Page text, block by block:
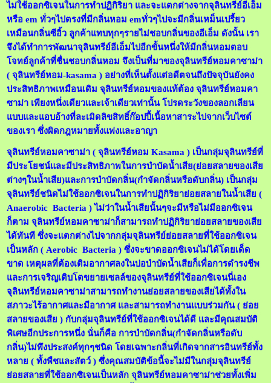
ไม่ใช้ออกซิเจนในการทำปฏิกิริยา และจะแตกต่างจากจุลินทรีย์อีเอ็ม
หรือ em ทั่วๆไปตรงที่มีกลิ่นหอม emทั่วๆไปจะมีกลิ่นเหม็นเปรี้ยว
เหมือนกลิ่นซีอิ้ว ลูกค้าแทบทุกๆรายไม่ชอบกลิ่นของอีเอ็ม ดังนั้น เรา
จึงได้ทำการพัฒนาจุลินทรีย์อีเอ็มไปอีกขั้นหนึ่งให้มีกลิ่นหอมตอบ
โจทย์ลูกค้าที่ชื่นชอบกลิ่นหอม จึงเป็นที่มาของจุลินทรีย์หอมคาซาม่า
( จุลินทรีย์หอม-kasama ) อย่างที่เห็นตั้งแต่อดีตจนถึงปัจจุบันยังคง
ประสิทธิภาพเหมือนเดิม จุลินทรีย์หอมของแท้ต้อง จุลินทรีย์หอมคา
ซาม่า เพียงหนึ่งเดียวและเจ้าเดียวเท่านั้น โปรดระวังของลอกเลียน
แบบและแอบอ้างที่ละเมิดลิขสิทธิ์ก๊อปปี้เนื้อหาสาระไปจากเว็บไซต์
ของเรา ซึ่งผิดกฎหมายทั้งแพ่งและอาญา
จุลินทรีย์หอมคาซาม่า ( จุลินทรีย์หอม Kasama ) เป็นกลุ่มจุลินทรีย์ที่
มีประโยชน์และมีประสิทธิภาพในการบำบัดน้ำเสีย(ย่อยสลายของเสีย
ต่างๆในน้ำเสีย)และการบำบัดกลิ่น(กำจัดกลิ่นหรือดับกลิ่น) เป็นกลุ่ม
จุลินทรีย์ชนิดไม่ใช้ออกซิเจนในการทำปฏิกิริยาย่อยสลายในน้ำเสีย (
Anaerobic Bacteria ) ไม่ว่าในน้ำเสียนั้นๆจะมีหรือไม่มีออกซิเจน
ก็ตาม จุลินทรีย์หอมคาซาม่าก็สามารถทำปฏิกิริยาย่อยสลายของเสีย
ได้ทันที ซึ่งจะแตกต่างไปจากกลุ่มจุลินทรีย์ย่อยสลายที่ใช้ออกซิเจน
เป็นหลัก ( Aerobic Bacteria ) ซึ่งจะขาดออกซิเจนไม่ได้โดยเด็ด
ขาด เหตุผลที่ต้องเติมอากาศลงในบ่อบำบัดน้ำเสียก็เพื่อการดำรงชีพ
และการเจริญเติบโตขยายเซลล์ของจุลินทรีย์ที่ใช้ออกซิเจนนี่เอง
จุลินทรีย์หอมคาซาม่าสามารถทำงานย่อยสลายของเสียได้ทั้งใน
สภาวะไร้อากาศและมีอากาศ และสามารถทำงานแบบร่วมกัน ( ย่อย
สลายของเสีย ) กับกลุ่มจุลินทรีย์ที่ใช้ออกซิเจนได้ดี และมีคุณสมบัติ
พิเศษอีกประการหนึ่ง นั่นก็คือ การบำบัดกลิ่น(กำจัดกลิ่นหรือดับ
กลิ่น)ไม่พึงประสงค์ทุกๆชนิด โดยเฉพาะกลิ่นที่เกิดจากสารอินทรีย์ทั้ง
หลาย ( ทั้งพืชและสัตว์ ) ซึ่งคุณสมบัติข้อนี้จะไม่มีในกลุ่มจุลินทรีย์
ย่อยสลายที่ใช้ออกซิเจนเป็นหลัก จุลินทรีย์หอมคาซาม่าช่วยทั้งเพิ่ม